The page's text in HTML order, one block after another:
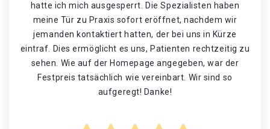
hatte ich mich ausgesperrt. Die Spezialisten haben
meine Tür zu Praxis sofort eröffnet, nachdem wir
jemanden kontaktiert hatten, der bei uns in Kürze
eintraf. Dies ermöglicht es uns, Patienten rechtzeitig zu
sehen. Wie auf der Homepage angegeben, war der
Festpreis tatsächlich wie vereinbart. Wir sind so
aufgeregt! Danke!